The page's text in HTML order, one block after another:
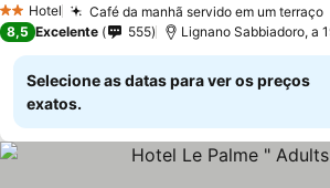
2 Estrelas
Hotel Café da manhã servido em um terraço
8,5 Excelente 555 Lignano Sabbiadoro, a
Selecione as datas para ver os preços
exatos.